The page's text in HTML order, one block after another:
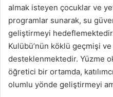
almak isteyen çocuklar ve
programlar sunarak, su
geliştirmeyi
Kulübü’nün köklü geçmişi
desteklenmektedir. Yüzme
öğretici bir ortamda,
olumlu yönde geliştirmeyi